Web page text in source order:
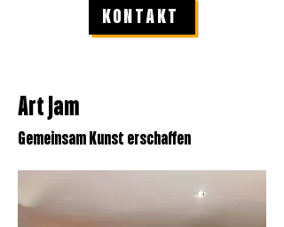
KONTAKT
Art Jam
Gemeinsam Kunst erschaffen